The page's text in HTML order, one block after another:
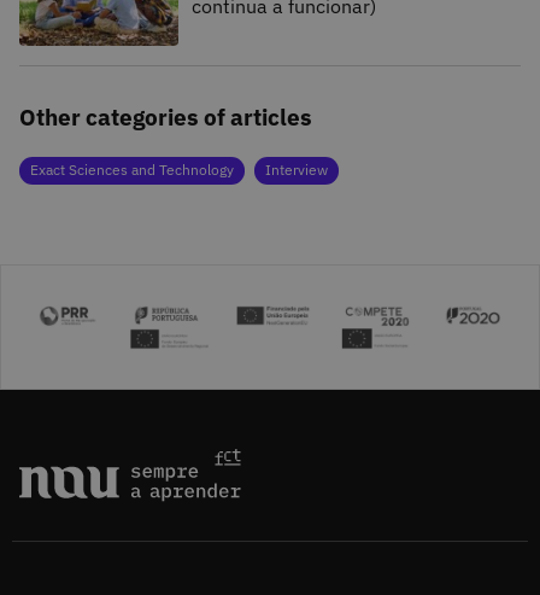
continua a funcionar)
Other categories of articles
Exact Sciences and Technology Interview